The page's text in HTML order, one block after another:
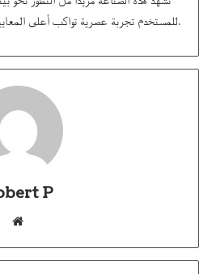
للمستخدم تجربة عصرية تواكب أعلى المعايير العالمية في عالم الخدمات الرقمية.
P